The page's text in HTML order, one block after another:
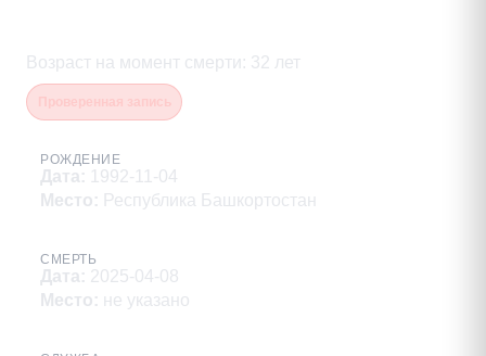
Возраст на момент смерти : 32 лет
РОЖДЕНИЕ
Дата: 1992-11-04
Место: Республика Башкортостан
СМЕРТЬ
Дата: 2025-04-08
Место: не указано